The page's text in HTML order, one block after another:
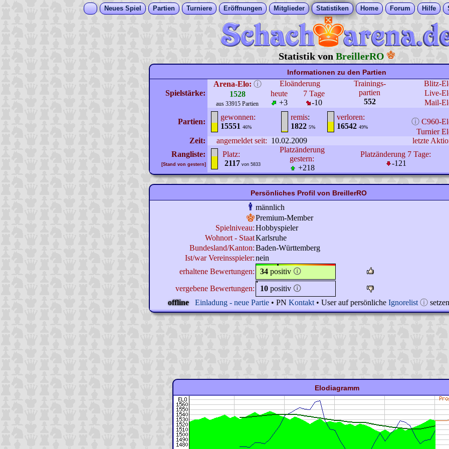
Neues Spiel Partien Turniere Eröffnungen Mitglieder Statistiken Home Forum Hilfe
Statistik von BreillerRO
Informationen zu den Partien
Spielstärke:
Arena-Elo: ⓘ
1528
aus 33915 Partien
Eloänderung
Trainings-
partien
552
Blitz-
heute
+3
7 Tage
-10
Live-
Mail-
Partien:
gewonnen:
15551 46%
remis:
1822 5%
verloren:
16542 49%
ⓘ C960-
Turnier
Zeit:
angemeldet seit: 10.02.2009
letzte
Rangliste:
[Stand von gestern]
Platz:
2117 von 5833
Platzänderung
gestern:
+218
Platzänderung 7 Tage:
-121
Persönliches Profil von BreillerRO
männlich
Premium-Member
Spielniveau:Hobbyspieler
Wohnort - StaatKarlsruhe
Bundesland/Kanton:Baden-Württemberg
Ist/war Vereinsspieler:nein
erhaltene Bewertungen:
34 positiv 🛈
vergebene Bewertungen:
10 positiv 🛈
offline
Einladung - neue Partie • PN Kontakt • User auf persönliche Ignorelist ⓘ setzen
Elodiagramm